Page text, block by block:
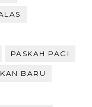
PASKAH PAGI
BARU